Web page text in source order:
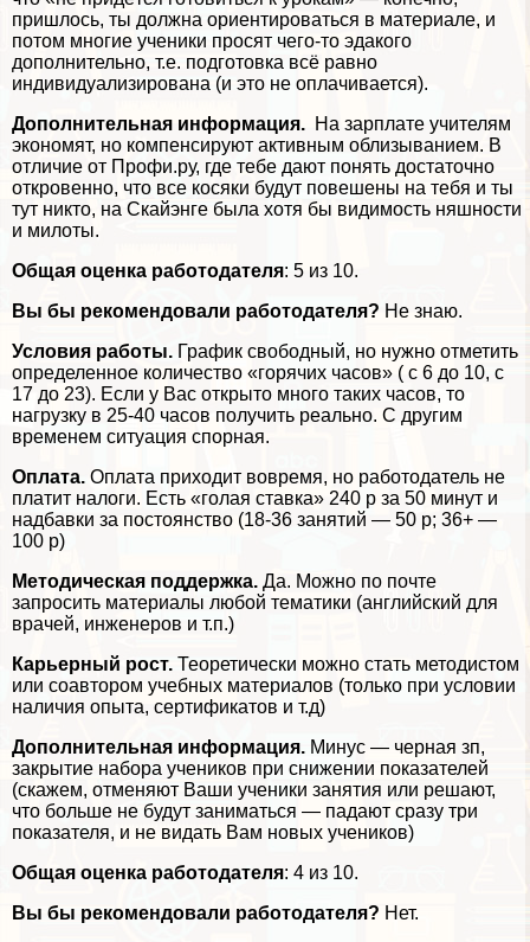
пришлось, ты должна ориентироваться в материале, и
потом многие ученики просят чего-то эдакого
дополнительно, т.е. подготовка всё равно
индивидуализирована (и это не оплачивается).
Дополнительная информация. На зарплате учителям
экономят, но компенсируют активным облизыванием. В
отличие от Профи.ру, где тебе дают понять достаточно
откровенно, что все косяки будут повешены на тебя и ты
тут никто, на Скайэнге была хотя бы видимость няшности
и милоты.
Общая оценка работодателя: 5 из 10.
Вы бы рекомендовали работодателя? Не знаю.
Условия работы. График свободный, но нужно отметить
определенное количество «горячих часов» ( с 6 до 10, с
17 до 23). Если у Вас открыто много таких часов, то
нагрузку в 25-40 часов получить реально. С другим
временем ситуация спopная.
Оплата. Оплата приходит вовремя, но работодатель не
платит налоги. Есть «гoлая ставка» 240 р за 50 минут и
надбавки за постоянство (18-36 занятий — 50 р; 36+ —
100 р)
Методическая поддержка. Да. Можно по почте
запросить материалы любой тематики (английский для
врачей, инженеров и т.п.)
Карьерный рост. Теоретически можно стать методистом
или соавтором учебных материалов (только при условии
наличия опыта, сертификатов и т.д)
Дополнительная информация. Минус — черная зп,
закрытие набора учеников при снижении показателей
(скажем, отменяют Ваши ученики занятия или решают,
что больше не будут заниматься — падают сразу три
показателя, и не видать Вам новых учеников)
Общая оценка работодателя: 4 из 10.
Вы бы рекомендовали работодателя? Нет.